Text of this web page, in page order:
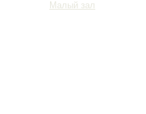
Малый зал